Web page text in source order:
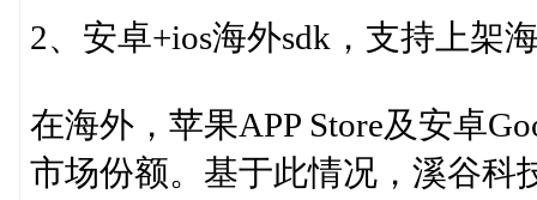
2、安卓+ios海外sdk，支持上架
在海外，苹果APP Store及安卓
市场份额。基于此情况，溪谷科